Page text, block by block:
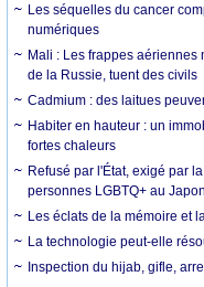
Les séquelles du cancer
numériques
Mali : Les frappes aériennes
de la Russie, tuent des civils
Cadmium : des laitues
Habiter en hauteur : un
fortes chaleurs
Refusé par l'État, exigé par
personnes LGBTQ+ au Japon
Les éclats de la mémoire et
La technologie peut-elle
Inspection du hijab, gifle,